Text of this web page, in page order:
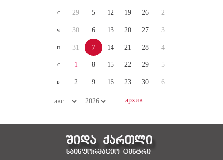
с
ч
п
с
в
29
30
31
1
2
5
6
7
8
9
12
13
14
15
16
19
20
21
22
23
26
27
28
29
30
2
3
4
5
6